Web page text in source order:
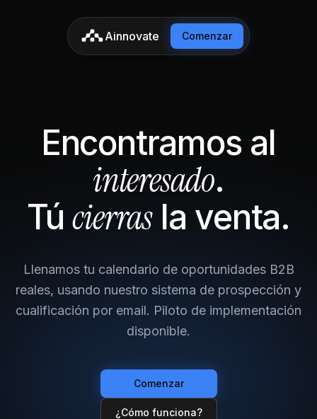
Ainnovate Comenzar
Encontramos al
interesado.
Túcierrasla venta.
Llenamos tu calendario de oportunidades B2B
reales, usando nuestro sistema de prospección y
cualificación por email. Piloto de implementación
disponible.
Comenzar
¿Cómo funciona?